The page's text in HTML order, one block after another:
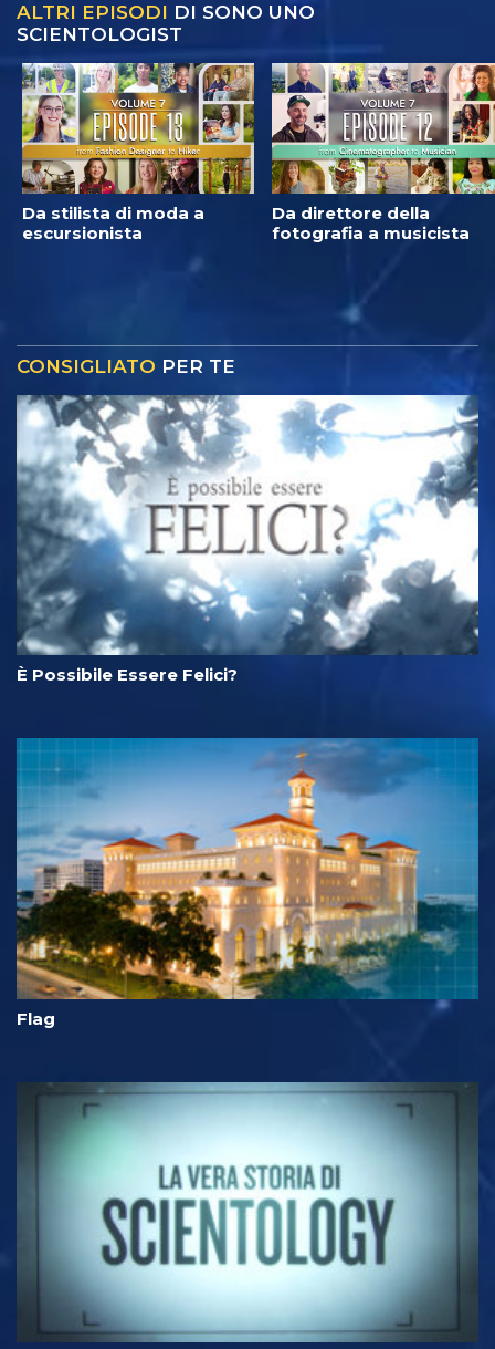
ALTRI EPISODI DI SONO UNO
SCIENTOLOGIST
Da stilista di moda a
escursionista
Da direttore della
fotografia a musicista
CONSIGLIATO PER TE
È Possibile Essere Felici?
Flag